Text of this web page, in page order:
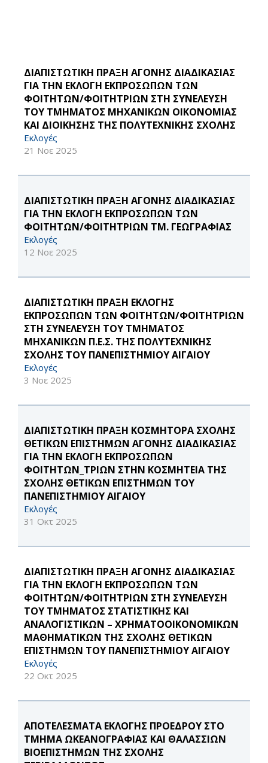
ΔΙΑΠΙΣΤΩΤΙΚΗ ΠΡΑΞΗ ΑΓΟΝΗΣ ΔΙΑΔΙΚΑΣΙΑΣ
ΓΙΑ ΤΗΝ ΕΚΛΟΓΗ ΕΚΠΡΟΣΩΠΩΝ ΤΩΝ
ΦΟΙΤΗΤΩΝ/ΦΟΙΤΗΤΡΙΩΝ ΣΤΗ ΣΥΝΕΛΕΥΣΗ
ΤΟΥ ΤΜΗΜΑΤΟΣ ΜΗΧΑΝΙΚΩΝ ΟΙΚΟΝΟΜΙΑΣ
ΚΑΙ ΔΙΟΙΚΗΣΗΣ ΤΗΣ ΠΟΛΥΤΕΧΝΙΚΗΣ ΣΧΟΛΗΣ
Εκλογές
21 Νοε 2025
ΔΙΑΠΙΣΤΩΤΙΚΗ ΠΡΑΞΗ ΑΓΟΝΗΣ ΔΙΑΔΙΚΑΣΙΑΣ
ΓΙΑ ΤΗΝ ΕΚΛΟΓΗ ΕΚΠΡΟΣΩΠΩΝ ΤΩΝ
ΦΟΙΤΗΤΩΝ/ΦΟΙΤΗΤΡΙΩΝ ΤΜ. ΓΕΩΓΡΑΦΙΑΣ
Εκλογές
12 Νοε 2025
ΔΙΑΠΙΣΤΩΤΙΚΗ ΠΡΑΞΗ ΕΚΛΟΓΗΣ
ΕΚΠΡΟΣΩΠΩΝ ΤΩΝ ΦΟΙΤΗΤΩΝ/ΦΟΙΤΗΤΡΙΩΝ
ΣΤΗ ΣΥΝΕΛΕΥΣΗ ΤΟΥ ΤΜΗΜΑΤΟΣ
ΜΗΧΑΝΙΚΩΝ Π.Ε.Σ. ΤΗΣ ΠΟΛΥΤΕΧΝΙΚΗΣ
ΣΧΟΛΗΣ ΤΟΥ ΠΑΝΕΠΙΣΤΗΜΙΟΥ ΑΙΓΑΙΟΥ
Εκλογές
3 Νοε 2025
ΔΙΑΠΙΣΤΩΤΙΚΗ ΠΡΑΞΗ ΚΟΣΜΗΤΟΡΑ ΣΧΟΛΗΣ
ΘΕΤΙΚΩΝ ΕΠΙΣΤΗΜΩΝ ΑΓΟΝΗΣ ΔΙΑΔΙΚΑΣΙΑΣ
ΓΙΑ ΤΗΝ ΕΚΛΟΓΗ ΕΚΠΡΟΣΩΠΩΝ
ΦΟΙΤΗΤΩΝ_ΤΡΙΩΝ ΣΤΗΝ ΚΟΣΜΗΤΕΙΑ ΤΗΣ
ΣΧΟΛΗΣ ΘΕΤΙΚΩΝ ΕΠΙΣΤΗΜΩΝ ΤΟΥ
ΠΑΝΕΠΙΣΤΗΜΙΟΥ ΑΙΓΑΙΟΥ
Εκλογές
31 Οκτ 2025
ΔΙΑΠΙΣΤΩΤΙΚΗ ΠΡΑΞΗ ΑΓΟΝΗΣ ΔΙΑΔΙΚΑΣΙΑΣ
ΓΙΑ ΤΗΝ ΕΚΛΟΓΗ ΕΚΠΡΟΣΩΠΩΝ ΤΩΝ
ΦΟΙΤΗΤΩΝ/ΦΟΙΤΗΤΡΙΩΝ ΣΤΗ ΣΥΝΕΛΕΥΣΗ
ΤΟΥ ΤΜΗΜΑΤΟΣ ΣΤΑΤΙΣΤΙΚΗΣ ΚΑΙ
ΑΝΑΛΟΓΙΣΤΙΚΩΝ – ΧΡΗΜΑΤΟΟΙΚΟΝΟΜΙΚΩΝ
ΜΑΘΗΜΑΤΙΚΩΝ ΤΗΣ ΣΧΟΛΗΣ ΘΕΤΙΚΩΝ
ΕΠΙΣΤΗΜΩΝ ΤΟΥ ΠΑΝΕΠΙΣΤΗΜΙΟΥ ΑΙΓΑΙΟΥ
Εκλογές
22 Οκτ 2025
ΑΠΟΤΕΛΕΣΜΑΤΑ ΕΚΛΟΓΗΣ ΠΡΟΕΔΡΟΥ ΣΤΟ
ΤΜΗΜΑ ΩΚΕΑΝΟΓΡΑΦΙΑΣ ΚΑΙ ΘΑΛΑΣΣΙΩΝ
ΒΙΟΕΠΙΣΤΗΜΩΝ ΤΗΣ ΣΧΟΛΗΣ